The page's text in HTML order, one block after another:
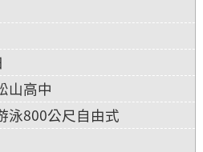
山高中
泳800公尺自由式